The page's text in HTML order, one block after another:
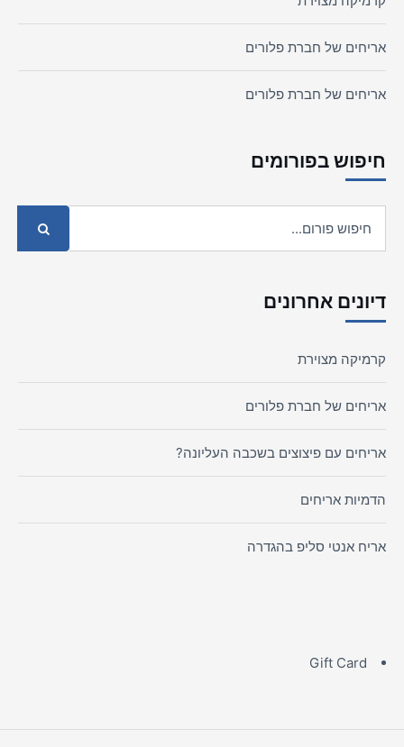
אריחים של חברת פלורים
אריחים של חברת פלורים
חיפוש בפורומים
דיונים אחרונים
קרמיקה מצוירת
אריחים של חברת פלורים
אריחים עם פיצוצים בשכבה העליונה?
הדמיות אריחים
אריח אנטי סליפ בהגדרה
Gift Card